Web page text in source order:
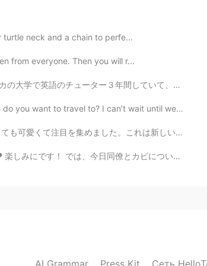
turtle neck and a chain to perfe...
from everyone. Then you will r...
詞の使い方が難しそうでしたが、アメリカ人のネイティブの大学生も時々分かってい...
want to travel to? I can’t wait until we can...
が私に店を紹介してくれました。主に子供たちが本を買いに来て読むことを目的とし...
ました(笑) 彼はカビの研究、英語の半分と日本語の半分で説明しました。本当...
AI Grammar Press Kit Сеть